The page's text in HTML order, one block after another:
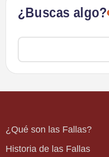
¿Buscas algo?
¿Qué son las Fallas?
Historia de las Fallas